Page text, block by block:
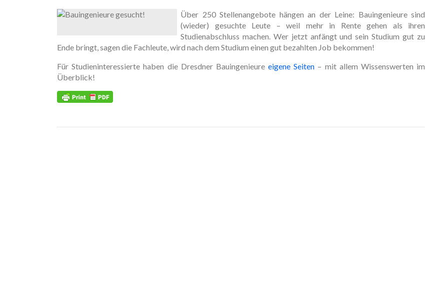
Über 250 Stellenangebote hängen an der Leine: Bauingenieure sind
(wieder) gesuchte Leute – weil mehr in Rente gehen als ihren
Studienabschluss machen. Wer jetzt anfängt und sein Studium gut zu
Ende bringt, sagen die Fachleute, wird nach dem Studium einen gut bezahlten Job bekommen!
Für Studieninteressierte haben die Dresdner Bauingenieure eigene Seiten – mit allem Wissenswerten im
Überblick!